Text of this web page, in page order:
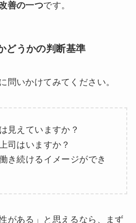
善の一つです。
どうかの判断基準
問いかけてみてください。
見えていますか？
司はいますか？
き続けるイメージができ
がある」と思えるなら、まず